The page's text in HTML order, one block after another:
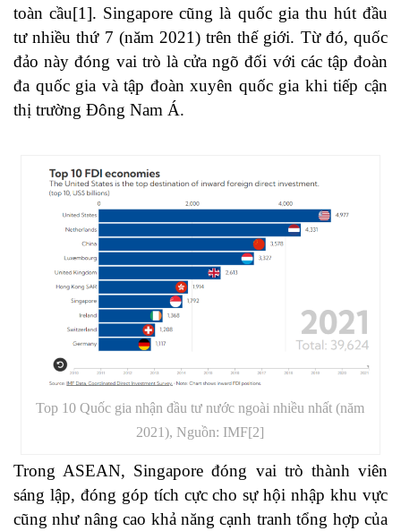
toàn cầu[1]. Singapore cũng là quốc gia thu hút đầu
tư nhiều thứ 7 (năm 2021) trên thế giới. Từ đó, quốc
đảo này đóng vai trò là cửa ngõ đối với các tập đoàn
đa quốc gia và tập đoàn xuyên quốc gia khi tiếp cận
thị trường Đông Nam Á.
Top 10 Quốc gia nhận đầu tư nước ngoài nhiều nhất (năm
2021), Nguồn: IMF[2]
Trong ASEAN, Singapore đóng vai trò thành viên
sáng lập, đóng góp tích cực cho sự hội nhập khu vực
cũng như nâng cao khả năng cạnh tranh tổng hợp của